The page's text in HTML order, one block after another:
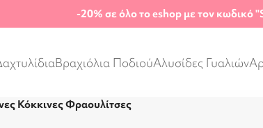
-20% σε όλο το eshop με τον κωδικό
Βραχιόλια ΠοδιούΑλυσίδες Γυαλιών
Κόκκινες Φραουλίτσες